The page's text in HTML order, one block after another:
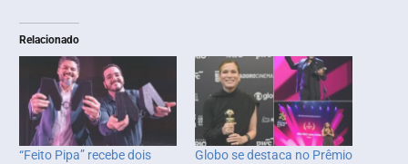
Relacionado
“Feito Pipa” recebe dois
Globo se destaca no Prêmio